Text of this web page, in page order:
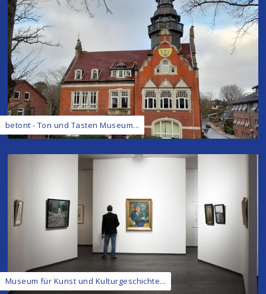
betont - Ton und Tasten Museum...
Museum für Kunst und Kulturgeschichte...